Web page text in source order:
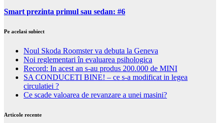
Smart prezinta primul sau sedan: #6
Pe acelasi subiect
Noul Skoda Roomster va debuta la Geneva
Noi reglementari în evaluarea psihologica
Record: In acest an s-au produs 200.000 de MINI
SA CONDUCETI BINE! – ce s-a modificat in legea
circulatiei ?
Ce scade valoarea de revanzare a unei masini?
Articole recente